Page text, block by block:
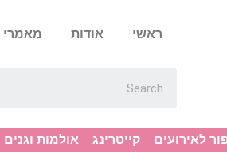
ראשי אודות מאמרי
לאירועים קייטרינג אולמות וגנים